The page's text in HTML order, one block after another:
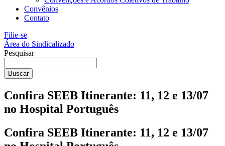
Convênios
Contato
Filie-se
Área do Sindicalizado
Pesquisar
Buscar
Confira SEEB Itinerante: 11, 12 e 13/07
no Hospital Português
Confira SEEB Itinerante: 11, 12 e 13/07